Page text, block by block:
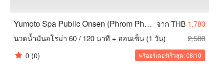
Yumoto Spa Public Onsen (Phrom Phong) จาก THB 1,780
นวดน้ำมันอโรม่า 60 / 120 นาที + ออนเซ็น (1 วัน)
2,580
0 (0) พรีออร์เดอร์เร็วสุด: 08/10